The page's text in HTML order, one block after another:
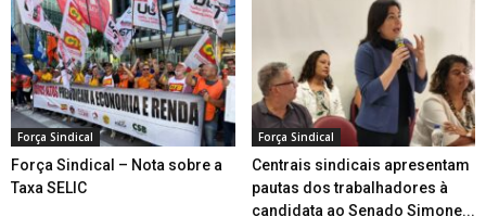
Força Sindical
Força Sindical – Nota sobre a
Taxa SELIC
Força Sindical
Centrais sindicais apresentam
pautas dos trabalhadores à
candidata ao Senado Simone...